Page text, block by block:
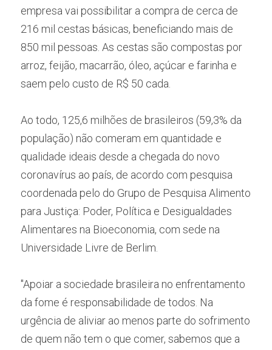
empresa vai possibilitar a compra de cerca de
216 mil cestas básicas, beneficiando mais de
850 mil pessoas. As cestas são compostas por
arroz, feijão, macarrão, óleo, açúcar e farinha e
saem pelo custo de R$ 50 cada.
Ao todo, 125,6 milhões de brasileiros (59,3% da
população) não comeram em quantidade e
qualidade ideais desde a chegada do novo
coronavírus ao país, de acordo com pesquisa
coordenada pelo do Grupo de Pesquisa Alimento
para Justiça: Poder, Política e Desigualdades
Alimentares na Bioeconomia, com sede na
Universidade Livre de Berlim.
"Apoiar a sociedade brasileira no enfrentamento
da fome é responsabilidade de todos. Na
urgência de aliviar ao menos parte do sofrimento
de quem não tem o que comer, sabemos que a